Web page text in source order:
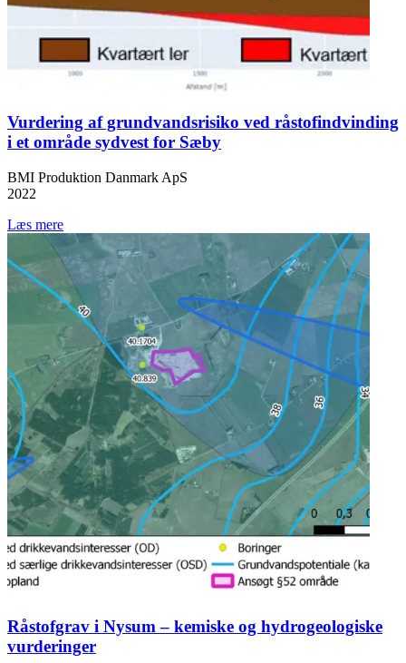
Vurdering af grundvandsrisiko ved råstofindvinding
i et område sydvest for Sæby
BMI Produktion Danmark ApS
2022
Læs mere
Råstofgrav i Nysum – kemiske og hydrogeologiske
vurderinger